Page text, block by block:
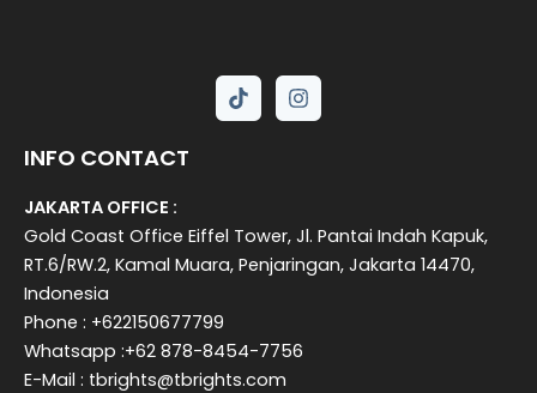
INFO CONTACT
JAKARTA OFFICE :
Gold Coast Office Eiffel Tower, Jl. Pantai Indah Kapuk,
RT.6/RW.2, Kamal Muara, Penjaringan, Jakarta 14470,
Indonesia
Phone : +622150677799
Whatsapp :+62 878-8454-7756
E-Mail : tbrights@tbrights.com